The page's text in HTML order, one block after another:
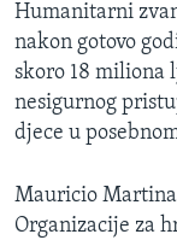
Humanitarni
nakon gotovo
skoro 18 miliona
nesigurnog
djece u
Mauricio
Organizacije za